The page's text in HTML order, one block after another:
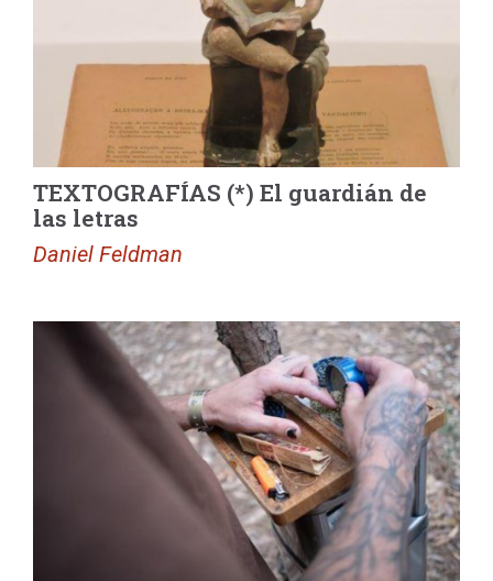
TEXTOGRAFÍAS (*) El guardián de
las letras
Daniel Feldman